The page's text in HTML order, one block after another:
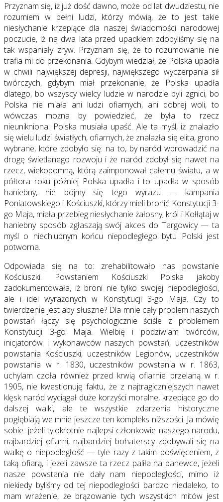
Przyznam się, iż już dość dawno, może od lat dwudziestu, nie
rozumiem w pełni ludzi, którzy mówią, że to jest takie
niesłychanie krzepiące dla naszej świadomości narodowej
poczucie, iż na dwa lata przed upadkiem zdobyliśmy się na
tak wspaniały zryw. Przyznam się, że to rozumowanie nie
trafia mi do przekonania. Gdybym wiedział, że Polska upadła
w chwili największej depresji, największego wyczerpania sił
twórczych, gdybym miał przekonanie, że Polska upadła
dlatego, bo wszyscy wielcy ludzie w narodzie byli zgnici, bo
Polska nie miała ani ludzi ofiarnych, ani dobrej woli, to
wówczas można by powiedzieć, że była to rzecz
nieunikniona: Polska musiała upaść. Ale ta myśl, iż znalazło
się wielu ludzi światłych, ofiarnych, że znalazła się elita, grono
wybrane, które zdobyło się: na to, by naród wprowadzić na
drogę świetlanego rozwoju i że naród zdobył się nawet na
rzecz, wiekopomną, którą zaimponował całemu światu, a w
półtora roku później Polska upadła i to upadła w sposób
haniebny, nie bójmy się tego wyrazu — kampania
Poniatowskiego i Kościuszki, którzy mieli bronić Konstytucji 3-
go Maja, miała przebieg niesłychanie żałosny; król i Kołłątaj w
haniebny sposób zgłaszają swój akces do Targowicy — ta
myśl o niechlubnym końcu niepodległego bytu Polski jest
potworna.
Odpowiada się na to: zrehabilitowało nas powstanie
Kościuszki. Powstaniem Kościuszki Polska jakoby
zadokumentowała, iż broni nie tylko swojej niepodległości,
ale i idei wyrażonych w Konstytucji 3-go Maja. Czy to
twierdzenie jest aby słuszne? Dla mnie cały problem naszych
powstań łączy się psychologicznie ściśle z problemem
Konstytucji 3-go Maja. Wielbię i podziwiam twórców,
inicjatorów i wykonawców naszych powstań, uczestników
powstania Kościuszki, uczestników Legionów, uczestników
powstania w r. 1830, uczestników powstania w r. 1863,
uchylam czoła również przed krwią ofiarnie przelaną w r.
1905, nie kwestionuję faktu, że z najtragiczniejszych nawet
klęsk naród wyciągał duże korzyści moralne, krzepiące go do
dalszej walki, ale te wszystkie zdarzenia historyczne
pogłębiają we mnie jeszcze ten kompleks niższości. Ja mówię
sobie: jeżeli tylokrotnie najlepsi członkowie naszego narodu,
najbardziej ofiarni, najbardziej bohaterscy zdobywali się na
walkę o niepodległość — tyle razy z takim poświęceniem, z
taką ofiarą, i jeżeli zawsze ta rzecz paliła na panewce, jeżeli
nasze powstania nie dały nam niepodległości, mimo iż
niekiedy byliśmy od tej niepodległości bardzo niedaleko, to
mam wrażenie, że brązowanie tych wszystkich mitów jest